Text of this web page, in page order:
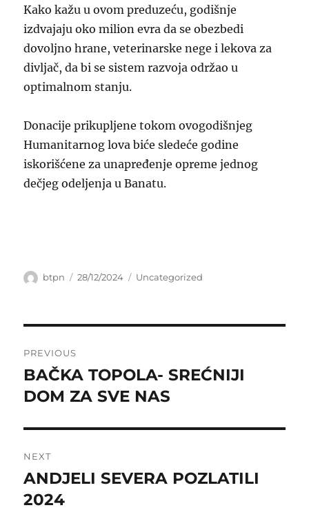
Kako kažu u ovom preduzeću, godišnje
izdvajaju oko milion evra da se obezbedi
dovoljno hrane, veterinarske nege i lekova za
divljač, da bi se sistem razvoja održao u
optimalnom stanju.
Donacije prikupljene tokom ovogodišnjeg
Humanitarnog lova biće sledeće godine
iskorišćene za unapređenje opreme jednog
dečjeg odeljenja u Banatu.
Author
btpn
Posted
28/12/2024 Categories
Uncategorized
navigation
PREVIOUS
Previous
post:
BAČKA TOPOLA- SREĆNIJI
DOM ZA SVE NAS
NEXT
Next
post:
ANDJELI SEVERA POZLATILI
2024